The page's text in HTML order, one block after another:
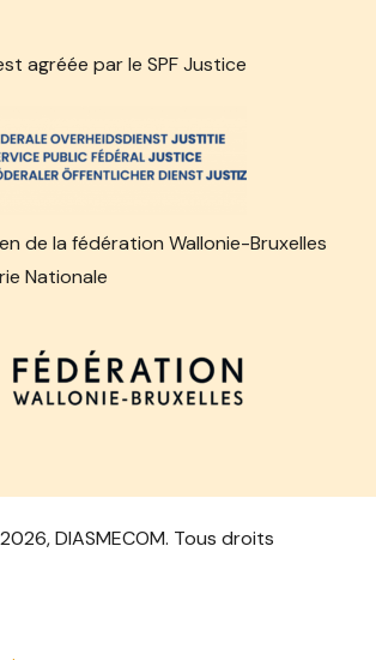
agréée par le SPF Justice
de la fédération Wallonie-Bruxelles
Nationale
2026, DIASMECOM. Tous droits